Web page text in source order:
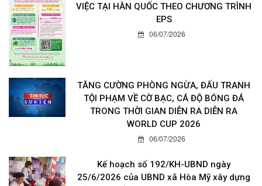
VIỆC TẠI HÀN QUỐC THEO CHƯƠNG TRÌNH
EPS
06/07/2026
TĂNG CƯỜNG PHÒNG NGỪA, ĐẤU TRANH
TỘI PHẠM VỀ CỜ BẠC, CÁ ĐỘ BÓNG ĐÁ
TRONG THỜI GIAN DIỄN RA DIỄN RA
WORLD CUP 2026
06/07/2026
Kế hoạch số 192/KH-UBND ngày
25/6/2026 của UBND xã Hòa Mỹ xây dựng